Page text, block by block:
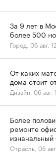
За 9 лет в
более 500
Город, 06 авг,
От каких
дома стоит
Дизайн, 06 авг,
Более
ремонте
Отрасль, 06